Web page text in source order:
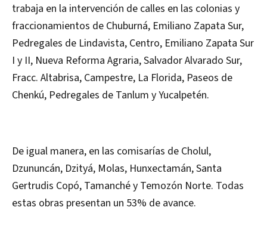
trabaja en la intervención de calles en las colonias y
fraccionamientos de Chuburná, Emiliano Zapata Sur,
Pedregales de Lindavista, Centro, Emiliano Zapata Sur
I y II, Nueva Reforma Agraria, Salvador Alvarado Sur,
Fracc. Altabrisa, Campestre, La Florida, Paseos de
Chenkú, Pedregales de Tanlum y Yucalpetén.
De igual manera, en las comisarías de Cholul,
Dzununcán, Dzityá, Molas, Hunxectamán, Santa
Gertrudis Copó, Tamanché y Temozón Norte. Todas
estas obras presentan un 53% de avance.